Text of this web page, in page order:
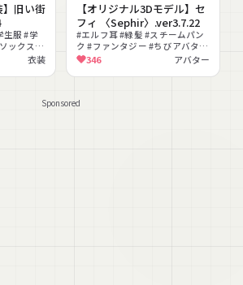
】旧い街
生服 #学
ックス #
対応 #
衣装
【オリジナル3Dモデル】セ
フィ 〈Sephir〉.ver3.7.22
#エルフ耳 #緑髪 #スチームパン
ク #ファンタジー #ちびアバター
#武器 #褐色肌 #ゴーグル
346 アバター
Sponsored